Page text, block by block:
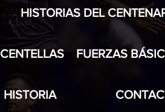
HISTORIAS DEL
CENTELLAS FUERZAS
HISTORIA